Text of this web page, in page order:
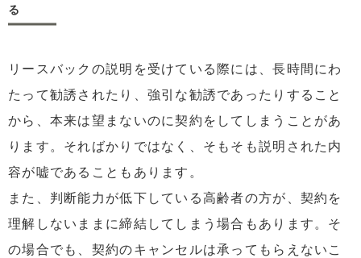
る
リースバックの説明を受けている際には、長時間にわ
たって勧誘されたり、強引な勧誘であったりすること
から、本来は望まないのに契約をしてしまうことがあ
ります。そればかりではなく、そもそも説明された内
容が嘘であることもあります。
また、判断能力が低下している高齢者の方が、契約を
理解しないままに締結してしまう場合もあります。そ
の場合でも、契約のキャンセルは承ってもらえないこ